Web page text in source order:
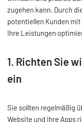
zugehen kann. Durch
potentiellen Kunden
Ihre Leistungen
1. Richten Sie
ein
Sie sollten regelmäßig
Website und Ihre Apps